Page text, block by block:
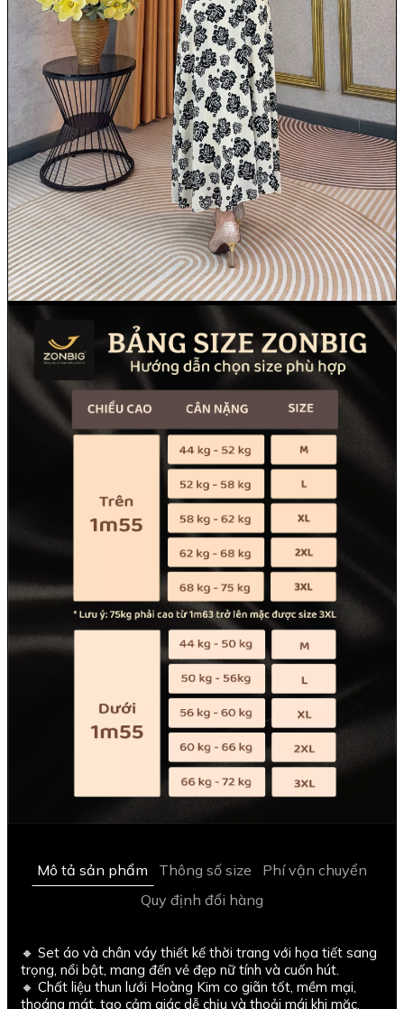
Mô tả sản phẩm Thông số size
Phí vận chuyển
Quy định đổi hàng
🔸 Set áo và chân váy thiết kế thời trang với họa tiết sang
trọng, nổi bật, mang đến vẻ đẹp nữ tính và cuốn hút.
🔸 Chất liệu thun lưới Hoàng Kim co giãn tốt, mềm mại,
thoáng mát, tạo cảm giác dễ chịu và thoải mái khi mặc.